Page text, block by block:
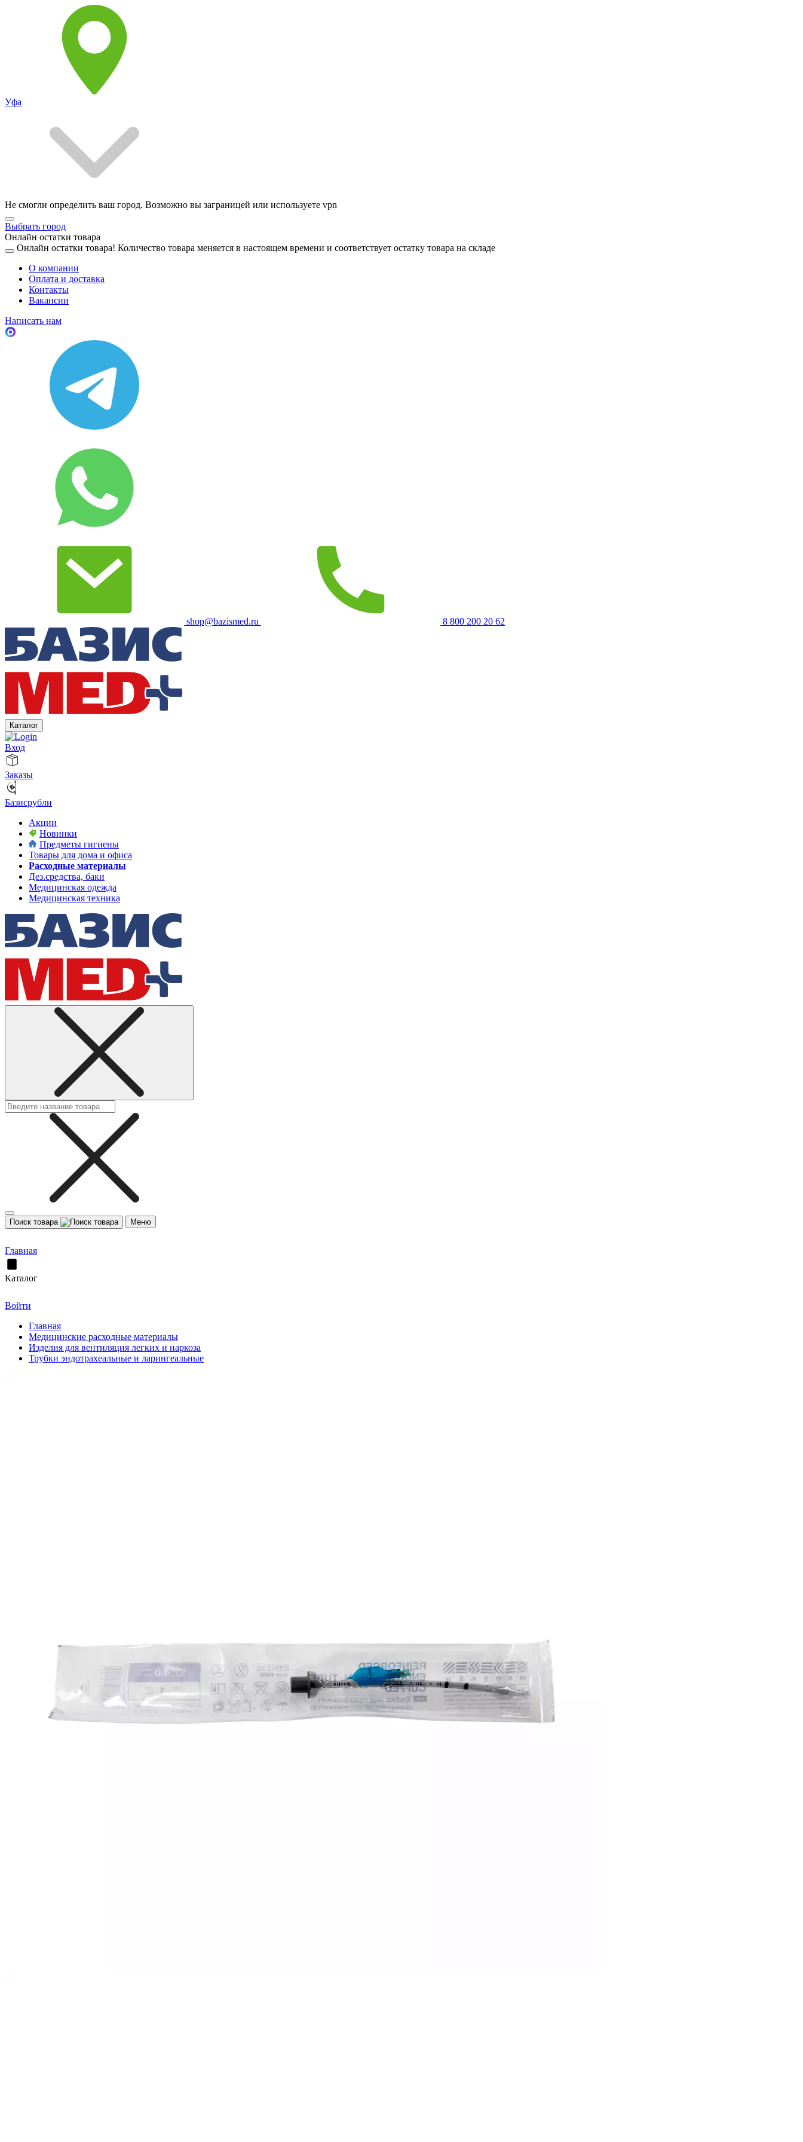
Уфа
Не смогли определить ваш город. Возможно вы заграницей или используете vpn
Выбрать город
Онлайн остатки товара
Онлайн остатки товара! Количество товара меняется в настоящем времени и соответствует остатку товара на складе
О компании
Оплата и доставка
Контакты
Вакансии
Написать нам
shop@bazismed.ru 8 800 200 20 62
Каталог
Вход
Заказы
Базисрубли
Акции
Новинки
Предметы гигиены
Товары для дома и офиса
Расходные материалы
Дез.средства, баки
Медицинская одежда
Медицинская техника
Поиск товара Меню
Главная
Каталог
Войти
Главная
Медицинские расходные материалы
Изделия для вентиляция легких и наркоза
Трубки эндотрахеальные и ларингеальные